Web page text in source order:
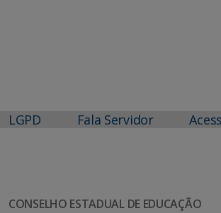
LGPD Fala Servidor
CONSELHO ESTADUAL DE EDUCAÇÃO